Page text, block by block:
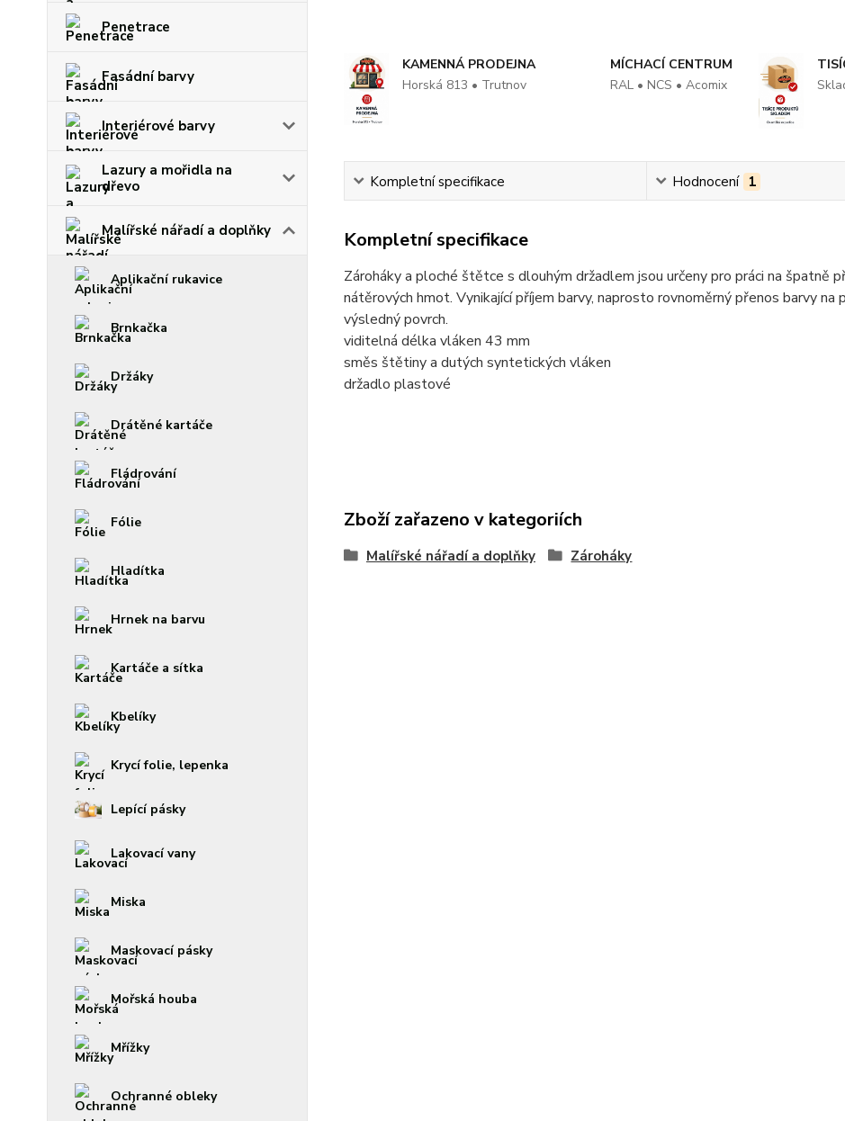
Penetrace
Fasádní barvy
Interiérové barvy
Lazury a mořidla na
dřevo
Malířské nářadí a doplňky
Aplikační rukavice
Brnkačka
Držáky
Drátěné kartáče
Fládrování
Fólie
Hladítka
Hrnek na barvu
Kartáče a sítka
Kbelíky
Krycí folie, lepenka
Lepící pásky
Lakovací vany
Miska
Maskovací pásky
Mořská houba
Mřížky
Ochranné obleky
KAMENNÁ PRODEJNA
Horská 813 • Trutnov
MÍCHACÍ CENTRUM
RAL • NCS • Acomix
Kompletní specifikace Hodnocení 1
Kompletní specifikace
Zároháky a ploché štětce s dlouhým držadlem jsou určeny pro práci na špatně
nátěrových hmot. Vynikající příjem barvy, naprosto rovnoměrný přenos barvy
výsledný povrch.
viditelná délka vláken 43 mm
směs štětiny a dutých syntetických vláken
držadlo plastové
Zboží zařazeno v kategoriích
Malířské nářadí a doplňky Zároháky